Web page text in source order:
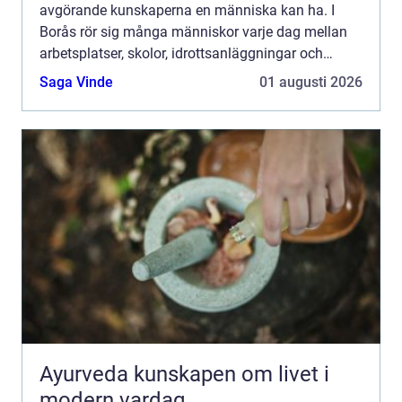
avgörande kunskaperna en människa kan ha. I
Borås rör sig många människor varje dag mellan
arbetsplatser, skolor, idrottsanläggningar och
köpcentrum. Där människor samlas finns också
Saga Vinde 01 augusti 2026
Ayurveda kunskapen om livet i